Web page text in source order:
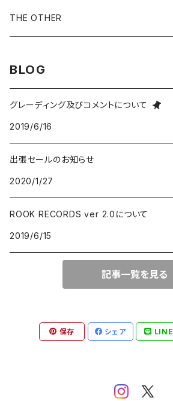
ギター・ベース・ドラム - g / b / ds
Accordion / Bandoneon
group / session
BLUE NOTE
にほんのJAZZ
big band / trad / swing
70s-moderns POPS
NEO ROCKABILLY / PSYCHOBILLY
PROGRESSIVE ROCK / PSYCHEDELIA
GARAGE PUNK / TRASH PUNK
POWER POP / NEO MOD / PUB ROCK
PUNK ROCK
POP PUNK / MELODIC PUNK
NEO SKA / 2TONE / SKA PUNK
にほんのロック
にほんのハードロック・ヘヴィメタル
歌謡曲
演歌 / 懐メロ
民謡・音頭・俗謡
落語・浪曲・芸能
NOVELTY / SABPM
現代音楽Contemporary / PostModern
AVANT / EXPERIMENTAL / NOISE
NEW AGE / HEALING
SP
GOSPEL / CCM
ROOTS REGGAE / DUB
FOLKLORE - フォルクローレ
HAWAIIAN
LATIN / BRASIL / BOSSA NOVA
AFRO / CUBAN
THE OTHER
BLOG
グレーディング及びコメントについて
2019/6/16
出張セールのお知らせ
2020/1/27
ROOK RECORDS ver 2.0について
2019/6/15
記事一覧を見る
保存 シェア LINE